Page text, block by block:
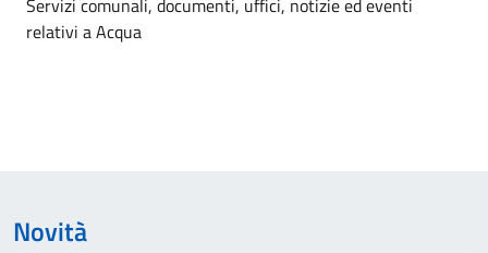
Dettagli dell'argomento
Servizi comunali, documenti, uffici, notizie ed eventi
relativi a Acqua
Novità